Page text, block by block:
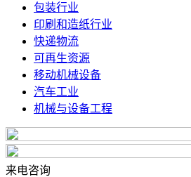
包装行业
印刷和造纸行业
快递物流
可再生资源
移动机械设备
汽车工业
机械与设备工程
来电咨询